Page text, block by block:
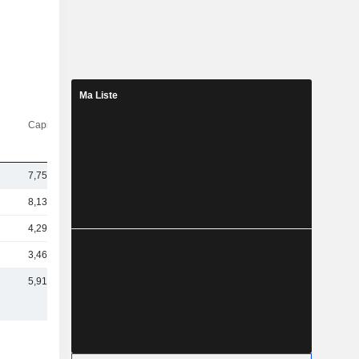
Capi.($)
7,75 Md
8,13 Md
4,29 Md
3,46 Md
5,91 Md
Ma Liste